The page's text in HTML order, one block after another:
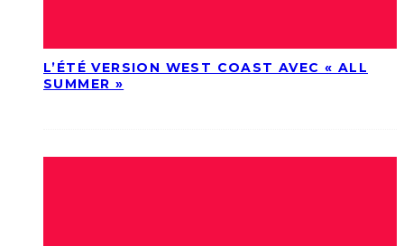
L’ÉTÉ VERSION WEST COAST AVEC « ALL
SUMMER »